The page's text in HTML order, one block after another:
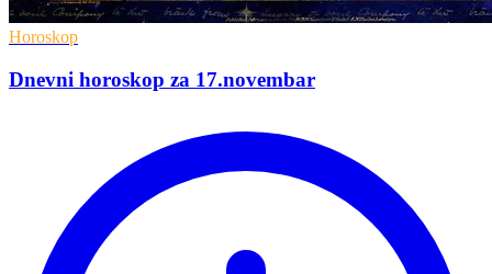
Horoskop
Dnevni horoskop za 17.novembar